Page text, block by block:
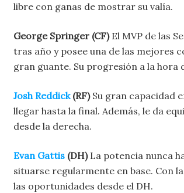
libre con ganas de mostrar su valía.
George Springer (CF)El MVP de las
tras año y posee una de las mejores
gran guante. Su progresión a la hora
Josh Reddick(RF)Su gran capacidad
llegar hasta la final. Además, le da
desde la derecha.
Evan Gattis (DH)La potencia nunca
situarse regularmente en base. Con
las oportunidades desde el DH.